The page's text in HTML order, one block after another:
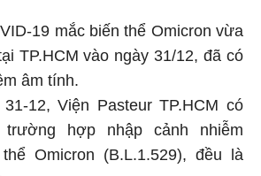
19 mắc biến thể Omicron vừa
TP.HCM vào ngày 31/12, đã có
âm tính.
12, Viện Pasteur TP.HCM có
hợp nhập cảnh nhiễm
Omicron (B.L.1.529), đều là